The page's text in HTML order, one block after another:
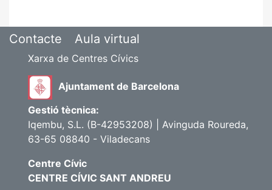
Contacte Aula virtual
Xarxa de Centres Cívics
Ajuntament de Barcelona
Gestió tècnica:
Iqembu, S.L. (B-42953208) | Avinguda Roureda,
63-65 08840 - Viladecans
Centre Cívic
CENTRE CÍVIC SANT ANDREU